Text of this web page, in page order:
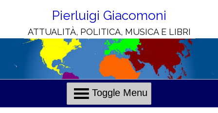
Content
Pierluigi Giacomoni
ATTUALITÀ, POLITICA, MUSICA E LIBRI
H
C
io
i
Toggle Menu